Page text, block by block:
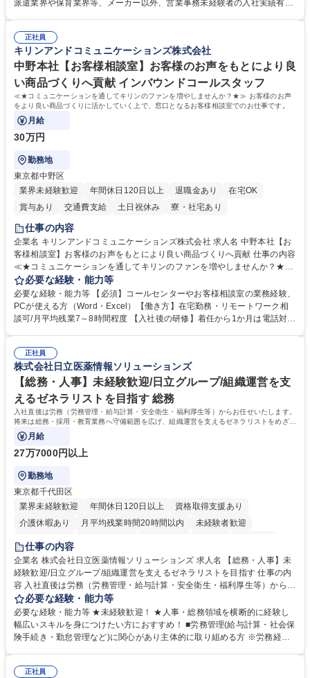
募集職種 【大阪・京都・滋賀】営業事務 ※未経験可
派遣業界や保育業界等、メーカー以外、営業事務未経験者の入社実績有
えて、お客様や社員の状況に合わせ、能動的なサポート、改善の動きも期
待され。組織を支えるスペシャリストとして、チームに貢献し、結果的に
社員から頼られる存在になることができます。平均19:30の退勤以降の業
務の持ち帰りも禁止されており、メリハリのある働き方となります。 学
歴・資格 学歴：大学院 大学 高専 短大 語学力： 資格：
正社員
キリンアンドコミュニケーションズ株式会社
中野本社【お客様相談室】お客様のお声をもとにより良
い商品づくりへ貢献 インバウンドコールスタッフ
≪★コミュニケーションを通してキリンのファンを増やしませんか？★≫ お客様のお声
をより良い商品づくりに活かしていく上で、窓口となるお客様相談室でのお仕事です。
月給
30万円
勤務地
東京都中野区
業界未経験歓迎
年間休日120日以上 退職金あり
在宅OK
賞与あり
交通費支給 土日祝休み 寮・社宅あり
仕事の内容
企業名 キリンアンドコミュニケーションズ株式会社 求人名 中野本社【お
客様相談室】お客様のお声をもとにより良い商品づくりへ貢献 仕事の内容
≪★コミュニケーションを通してキリンのファンを増やしませんか？★≫
お客様のお声をより良い商品づくりに活かしていく上で、窓口となるお客
様相談室でのお仕事です。 日々お客様からいただくキリングループへのご
意見を、企業活動に活かしています。お客様からの声に迅速かつ誠意をも
って対応、情報提供するとともにグループ内活動に反映しています。 【具
平均100件前後■メール・手紙：同上40件前後 募集職種 中野本社【お客様
相談室】お客様のお声をもとにより良い商品づくりへ貢献
必要な経験・能力等
必要な経験・能力等 【必須】コールセンターやお客様相談室の業務経験、
PCが使える方（Word・Excel）【働き方】在宅勤務・リモートワーク相
談可/月平均残業7～8時間程度 【入社後の研修】着任から1か月は電話対応
すのでご安心ください。 【当社について】キリングループの広報機能を担
う会社として、お客様との出会いを大切にし、磨き上げたホスピタリティ
を込めてコミュニケーションをとりながら広報関連業務を行っておりま
す。 学歴・資格 学歴：大学院 大学 高専 短大 専修学校 高校 語学力： 資
格：
正社員
株式会社日立医薬情報ソリューションズ
【総務・人事】未経験歓迎/日立グループ/組織運営を支
えるゼネラリストを目指す 総務
入社直後は労務（労務管理・給与計算・安全衛生・福利厚生等）からお任せいたします。
将来は総務・採用・教育業務へ守備範囲を広げ、組織運営を支えるゼネラリストをめざせ
ます。
月給
27万7000円以上
勤務地
東京都千代田区
業界未経験歓迎
年間休日120日以上
資格取得支援あり
介護休暇あり
月平均残業時間20時間以内
未経験者歓迎
住宅手当あり
育休あり
完全週休2日制 交通費支給 土日祝休み 寮・社宅あり
仕事の内容
企業名 株式会社日立医薬情報ソリューションズ 求人名 【総務・人事】未
経験歓迎/日立グループ/組織運営を支えるゼネラリストを目指す 仕事の内
容 入社直後は労務（労務管理・給与計算・安全衛生・福利厚生等）からお
任せいたします。将来は総務・採用・教育業務へ守備範囲を広げ、組織運
営を支えるゼネラリストをめざせます。 ・初期業務：労働時間管理、給与
計算、社会保険対応、福利厚生管理、安全衛生、健康経営推進等をお任せ
します。ご経験に応じて、休職者管理など、幅広く経験を積んでいただき
幅広く経験を積みたい意欲がある方に最適な環境です。 募集職種 【総
必要な経験・能力等
必要な経験・能力等 ★未経験歓迎！ ★人事・総務領域を横断的に経験し
幅広いスキルを身につけたい方におすすめ！ ■労務管理(給与計算・社会保
険手続き・勤怠管理など)に関心があり主体的に取り組める方 ※労務経験
のご経験 ■労務管理（給与計算・社会保険手続き・勤怠管理など）の経験
正社員